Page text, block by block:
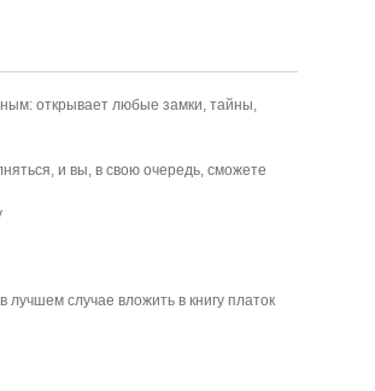
открывает любые замки, тайны,
и вы, в свою очередь, сможете
случае вложить в книгу платок